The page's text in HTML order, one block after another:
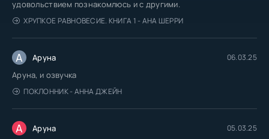
удовольствием познакомлюсь и с другими.
ХРУПКОЕ РАВНОВЕСИЕ. КНИГА 1 - АНА ШЕРРИ
А Аруна 06.03.25
Аруна, и озвучка
ПОКЛОННИК - АННА ДЖЕЙН
А Аруна 05.03.25